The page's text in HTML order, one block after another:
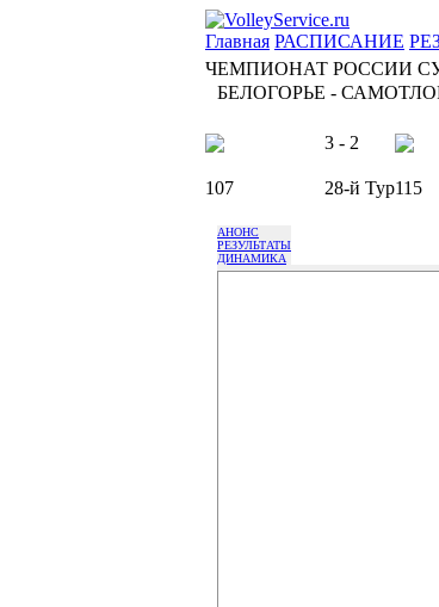
Главная РАСПИСАНИЕ
ЧЕМПИОНАТ РОССИИ
БЕЛОГОРЬЕ -
3 - 2
107 28-й Тур115
АНОНС
РЕЗУЛЬТАТЫ
ДИНАМИКА